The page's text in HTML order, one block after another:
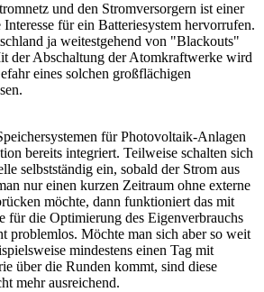
und den Stromversorgern ist einer
für ein Batteriesystem hervorrufen.
ja weitestgehend von "Blackouts"
der Abschaltung der Atomkraftwerke wird
eines solchen großflächigen
für Photovoltaik-Anlagen
bereits integriert. Teilweise schalten sich
selbstständig ein, sobald der Strom aus
nur einen kurzen Zeitraum ohne externe
möchte, dann funktioniert das mit
für die Optimierung des Eigenverbrauchs
problemlos. Möchte man sich aber so weit
mindestens einen Tag mit
über die Runden kommt, sind diese
mehr ausreichend.